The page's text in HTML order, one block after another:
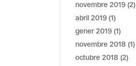
novembre 2019 (2)
abril 2019 (1)
gener 2019 (1)
novembre 2018 (1)
octubre 2018 (2)